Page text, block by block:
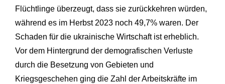
Flüchtlinge überzeugt, dass sie zurückkehren würden,
während es im Herbst 2023 noch 49,7% waren. Der
Schaden für die ukrainische Wirtschaft ist erheblich.
Vor dem Hintergrund der demografischen Verluste
durch die Besetzung von Gebieten und
Kriegsgeschehen ging die Zahl der Arbeitskräfte im